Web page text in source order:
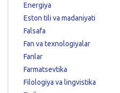
Energiya
Eston tili va madaniyati
Falsafa
Fan va texnologiyalar
Fanlar
Farmatsevtika
Filologiya va lingvistika